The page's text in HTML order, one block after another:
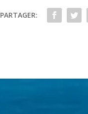
PARTAGER: